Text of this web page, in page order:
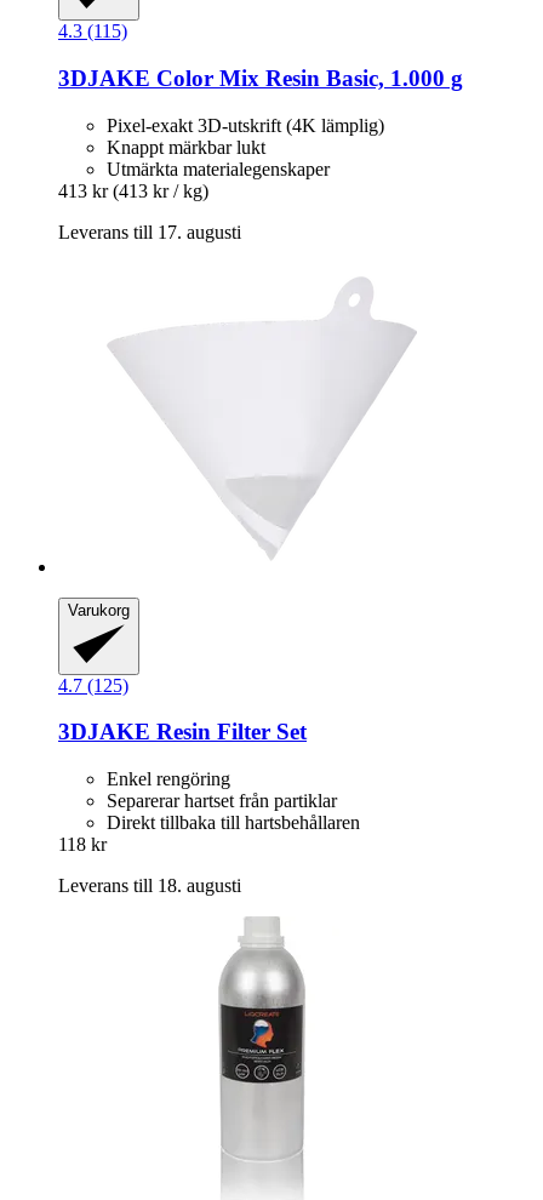
4.3 (115)
3DJAKE Color Mix Resin Basic, 1.000 g
Pixel-exakt 3D-utskrift (4K lämplig)
Knappt märkbar lukt
Utmärkta materialegenskaper
413 kr (413 kr / kg)
Leverans till 17. augusti
Varukorg
4.7 (125)
3DJAKE Resin Filter Set
Enkel rengöring
Separerar hartset från partiklar
Direkt tillbaka till hartsbehållaren
118 kr
Leverans till 18. augusti